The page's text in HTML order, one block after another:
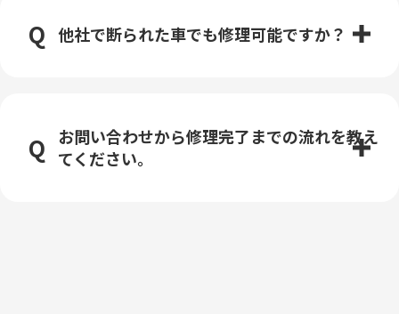
他社で断られた車でも修理可能ですか？
お問い合わせから修理完了までの流れを教え
てください。